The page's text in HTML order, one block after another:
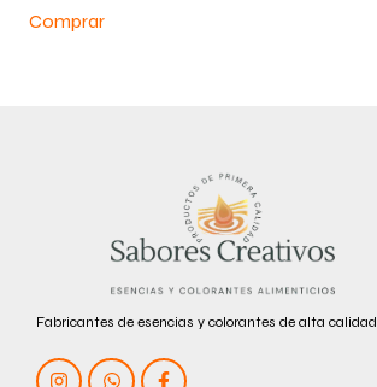
Comprar
Fabricantes de esencias y colorantes de alta calidad